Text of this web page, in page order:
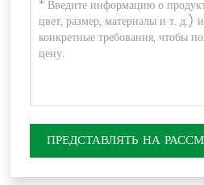
ПРЕДСТАВЛЯТЬ НА